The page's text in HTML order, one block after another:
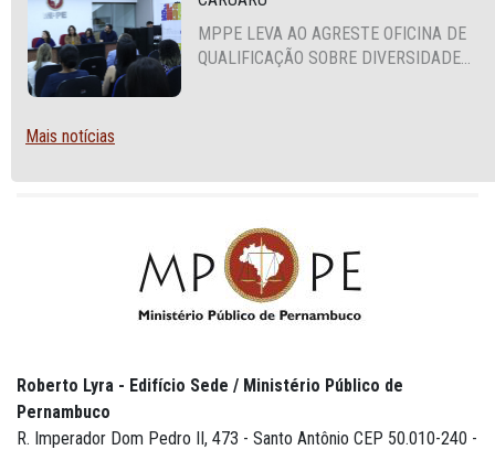
MPPE LEVA AO AGRESTE OFICINA DE
QUALIFICAÇÃO SOBRE DIVERSIDADE
Mais notícias
Roberto Lyra - Edifício Sede / Ministério Público de
Pernambuco
R. Imperador Dom Pedro II, 473 - Santo Antônio CEP 50.010-240 -